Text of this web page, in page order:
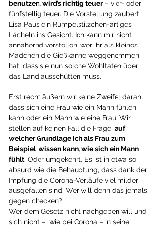
benutzen, wird’s richtig teuer – vier- oder
fünfstellig teuer. Die Vorstellung zaubert
Lisa Paus ein Rumpelstilzchen-artiges
Lächeln ins Gesicht. Ich kann mir nicht
annähernd vorstellen, wer ihr als kleines
Mädchen die Gießkanne weggenommen
hat, dass sie nun solche Wohltaten über
das Land ausschütten muss.
Erst recht äußern wir keine Zweifel daran,
dass sich eine Frau wie ein Mann fühlen
kann oder ein Mann wie eine Frau. Wir
stellen auf keinen Fall die Frage, auf
welcher Grundlage ich als Frau zum
Beispiel  wissen kann, wie sich ein Mann
fühlt. Oder umgekehrt. Es ist in etwa so
absurd wie die Behauptung, dass dank der
Impfung die Corona-Verläufe viel milder
ausgefallen sind. Wer will denn das jemals
gegen checken?
Wer dem Gesetz nicht nachgeben will und
sich nicht –  wie bei Corona – in seine